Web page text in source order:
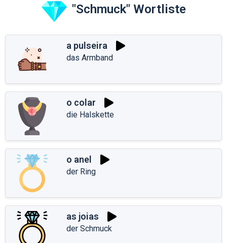
"Schmuck" Wortliste
a pulseira
das Armband
o colar
die Halskette
o anel
der Ring
as joias
der Schmuck